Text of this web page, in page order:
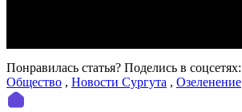
Понравилась статья? Поделиcь в соцсетях:
Общество , Новости Сургута , Озеленение